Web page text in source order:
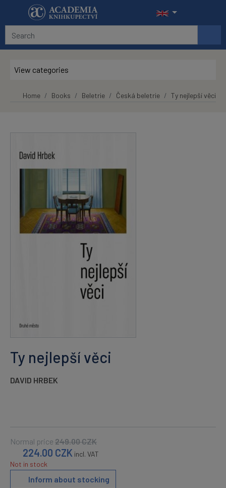
Skip to main content
View categories
Home Books Beletrie Česká beletrie Ty nejlepší věci
Ty nejlepší věci
DAVID HRBEK
Normal price 249.00CZK
224.00 CZK incl. VAT
Not in stock
Inform about stocking